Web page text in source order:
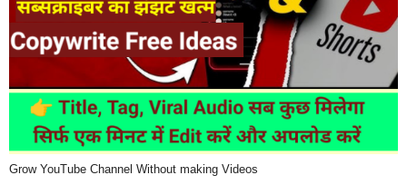
Grow YouTube Channel Without making Videos